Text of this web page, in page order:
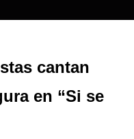
cantan
en “Si se